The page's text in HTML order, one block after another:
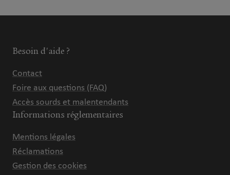
Besoin d'aide ?
Contact
Foire aux questions (FAQ)
Accès sourds et malentendants
Informations réglementaires
Mentions légales
Réclamations
Gestion des cookies